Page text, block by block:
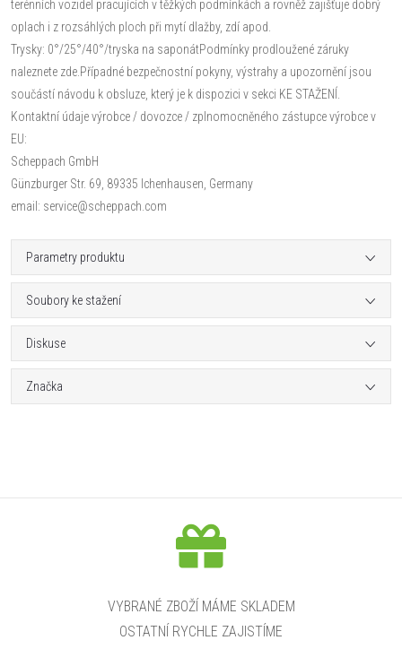
terénních vozidel pracujících v těžkých podmínkách a rovněž zajišťuje dobrý
oplach i z rozsáhlých ploch při mytí dlažby, zdí apod.
Trysky: 0°/25°/40°/tryska na saponátPodmínky prodloužené záruky
naleznete zde.Případné bezpečnostní pokyny, výstrahy a upozornění jsou
součástí návodu k obsluze, který je k dispozici v sekci KE STAŽENÍ.
Kontaktní údaje výrobce / dovozce / zplnomocněného zástupce výrobce v
EU:
Scheppach GmbH
Günzburger Str. 69, 89335 Ichenhausen, Germany
email: service@scheppach.com
Parametry produktu
Soubory ke stažení
Diskuse
Značka
VYBRANÉ ZBOŽÍ MÁME SKLADEM
OSTATNÍ RYCHLE ZAJISTÍME